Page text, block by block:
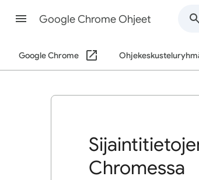
Google Chrome Ohjeet
Google Chrome
Chromessa